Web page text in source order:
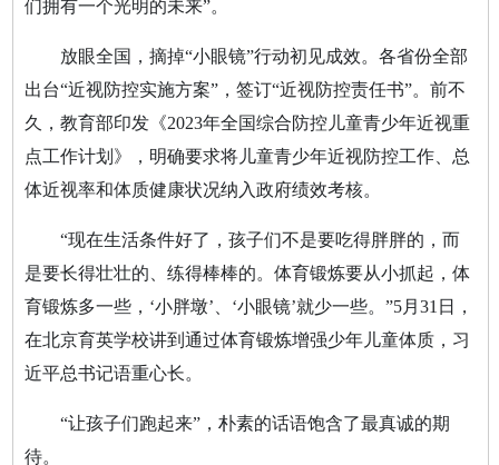
们拥有一个光明的未来”。
放眼全国，摘掉“小眼镜”行动初见成效。各省份全部
出台“近视防控实施方案”，签订“近视防控责任书”。前不
久，教育部印发《2023年全国综合防控儿童青少年近视重
点工作计划》，明确要求将儿童青少年近视防控工作、总
体近视率和体质健康状况纳入政府绩效考核。
“现在生活条件好了，孩子们不是要吃得胖胖的，而
是要长得壮壮的、练得棒棒的。体育锻炼要从小抓起，体
育锻炼多一些，‘小胖墩’、‘小眼镜’就少一些。”5月31日，
在北京育英学校讲到通过体育锻炼增强少年儿童体质，习
近平总书记语重心长。
“让孩子们跑起来”，朴素的话语饱含了最真诚的期
待。